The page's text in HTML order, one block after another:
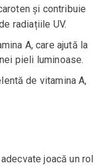
și contribuie
radiațiile UV.
A, care ajută la
pieli luminoase.
de vitamina A,
joacă un rol